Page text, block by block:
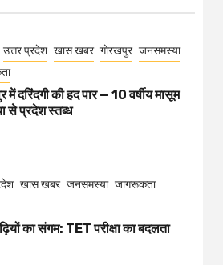
उत्तर प्रदेश खास खबर गोरखपुर जनसमस्या
में दरिंदगी की हद पार — 10 वर्षीय मासूम
से प्रदेश स्तब्ध
खास खबर जनसमस्या जागरूकता
का संगम: TET परीक्षा का बदलता